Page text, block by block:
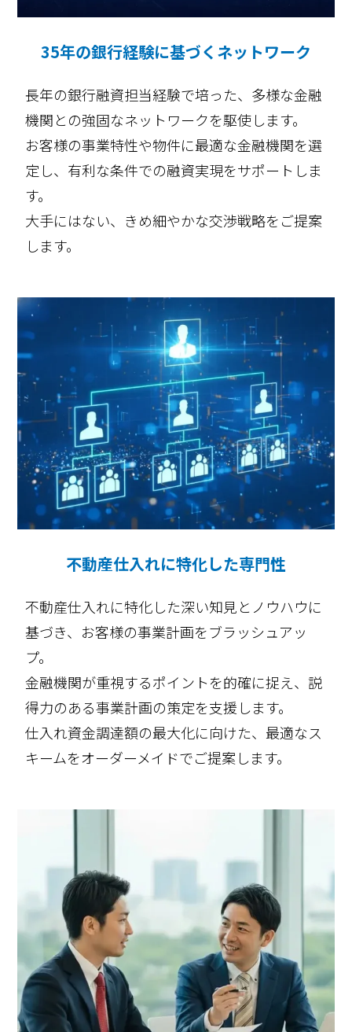
35年の銀行経験に基づくネットワーク
長年の銀行融資担当経験で培った、多様な金融
機関との強固なネットワークを駆使します。
お客様の事業特性や物件に最適な金融機関を選
定し、有利な条件での融資実現をサポートしま
す。
大手にはない、きめ細やかな交渉戦略をご提案
します。
不動産仕入れに特化した専門性
不動産仕入れに特化した深い知見とノウハウに
基づき、お客様の事業計画をブラッシュアッ
プ。
金融機関が重視するポイントを的確に捉え、説
得力のある事業計画の策定を支援します。
仕入れ資金調達額の最大化に向けた、最適なス
キームをオーダーメイドでご提案します。